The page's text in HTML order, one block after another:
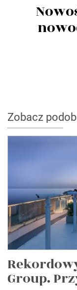
Zobacz
Group.